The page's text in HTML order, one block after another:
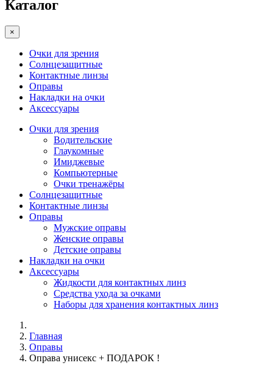
Каталог
×
Очки для зрения
Солнцезащитные
Контактные линзы
Оправы
Накладки на очки
Аксессуары
Очки для зрения
Водительские
Глаукомные
Имиджевые
Компьютерные
Очки тренажёры
Солнцезащитные
Контактные линзы
Оправы
Мужские оправы
Женские оправы
Детские оправы
Накладки на очки
Аксессуары
Жидкости для контактных линз
Средства ухода за очками
Наборы для хранения контактных линз
Главная
Оправы
Оправа унисекс + ПОДАРОК !